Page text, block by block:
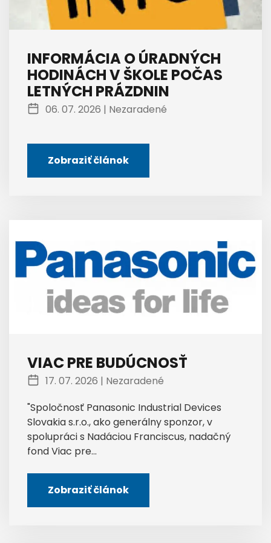
INFORMÁCIA O ÚRADNÝCH
HODINÁCH V ŠKOLE POČAS
LETNÝCH PRÁZDNIN
06. 07. 2026 | Nezaradené
Zobraziť článok
VIAC PRE BUDÚCNOSŤ
17. 07. 2026 | Nezaradené
"Spoločnosť Panasonic Industrial Devices
Slovakia s.r.o., ako generálny sponzor, v
spolupráci s Nadáciou Franciscus, nadačný
fond Viac pre...
Zobraziť článok